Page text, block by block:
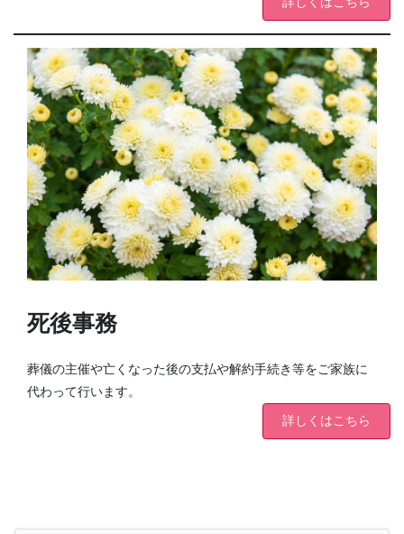
死後事務
葬儀の主催や亡くなった後の支払や解約手続き等をご家族に
代わって行います。
詳しくはこちら